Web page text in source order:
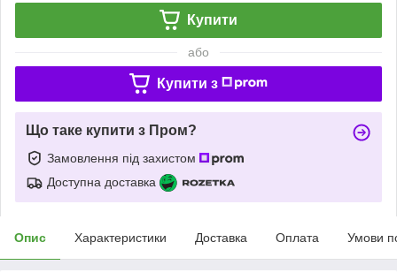
Купити
або
Купити з
Що таке купити з Пром?
Замовлення під захистом
Доступна доставка
Опис Характеристики Доставка Оплата Умови